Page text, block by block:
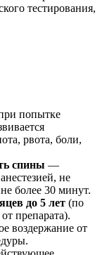
тестирования,
попытке
рвота, боли,
спины —
не
более 30 минут.
до 5 лет (по
препарата).
воздержание от